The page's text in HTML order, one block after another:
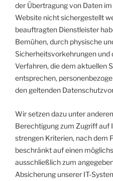
der Übertragung von Daten
Website nicht sichergestellt
beauftragten Dienstleister
Bemühen, durch physische
Sicherheitsvorkehrungen und
Verfahren, die dem aktuellen
entsprechen,
den geltenden
Wir setzen dazu unter
Berechtigung zum Zugriff auf
strengen Kriterien, nach dem
beschränkt auf einen
ausschließlich zum
Absicherung unserer IT-